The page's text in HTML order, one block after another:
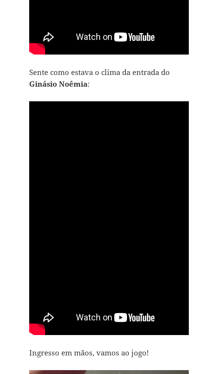
Sente como estava o clima da entrada do
Ginásio Noêmia:
Ingresso em mãos, vamos ao jogo!